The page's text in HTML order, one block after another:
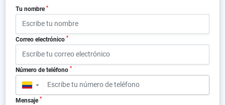
Tu nombre *
Correo electrónico *
Número de teléfono *
▼
Mensaje *